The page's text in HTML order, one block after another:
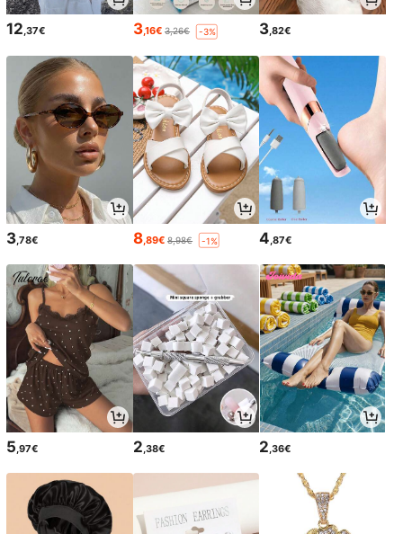
12,37€ 3,16€ 3,26€ -3% 3,82€
3 ,78€ 8,89€ 8,98€ -1% 4 ,87€
5,97€ 2,38€ 2,36€